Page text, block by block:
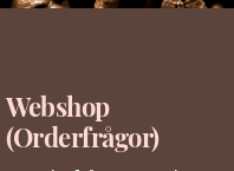
Webshop
(Orderfrågor)